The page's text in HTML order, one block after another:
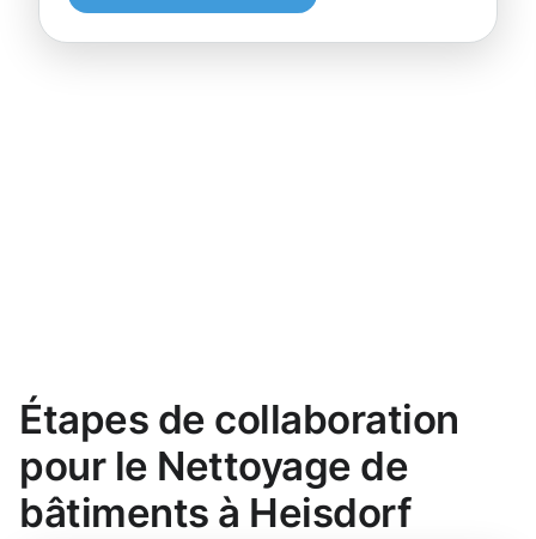
Étapes de collaboration
pour le Nettoyage de
bâtiments à Heisdorf